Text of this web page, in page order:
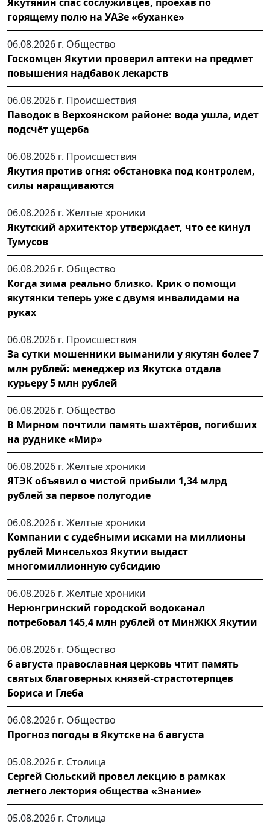
горящему полю на УАЗе «буханке»
06.08.2026 г. Общество
Госкомцен Якутии проверил аптеки на предмет
повышения надбавок лекарств
06.08.2026 г. Происшествия
Паводок в Верхоянском районе: вода ушла, идет
подсчёт ущерба
06.08.2026 г. Происшествия
Якутия против огня: обстановка под контролем,
силы наращиваются
06.08.2026 г. Желтые хроники
Якутский архитектор утверждает, что ее кинул
Тумусов
06.08.2026 г. Общество
Когда зима реально близко. Крик о помощи
якутянки теперь уже с двумя инвалидами на
руках
06.08.2026 г. Происшествия
За сутки мошенники выманили у якутян более 7
млн рублей: менеджер из Якутска отдала
курьеру 5 млн рублей
06.08.2026 г. Общество
В Мирном почтили память шахтёров, погибших
на руднике «Мир»
06.08.2026 г. Желтые хроники
ЯТЭК объявил о чистой прибыли 1,34 млрд
рублей за первое полугодие
06.08.2026 г. Желтые хроники
Компании с судебными исками на миллионы
рублей Минсельхоз Якутии выдаст
многомиллионную субсидию
06.08.2026 г. Желтые хроники
Нерюнгринский городской водоканал
потребовал 145,4 млн рублей от МинЖКХ Якутии
06.08.2026 г. Общество
6 августа православная церковь чтит память
святых благоверных князей-страстотерпцев
Бориса и Глеба
06.08.2026 г. Общество
Прогноз погоды в Якутске на 6 августа
05.08.2026 г. Столица
Сергей Сюльский провел лекцию в рамках
летнего лектория общества «Знание»
05.08.2026 г. Столица